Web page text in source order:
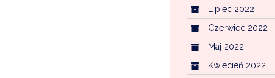
Lipiec 2022
Czerwiec 2022
Maj 2022
Kwiecień 2022